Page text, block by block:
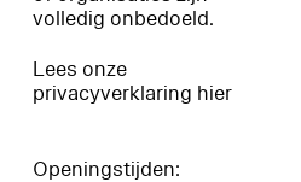
volledig onbedoeld.
Lees onze
privacyverklaring hier
Openingstijden: